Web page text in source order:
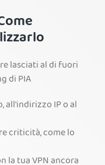
lasciati al di fuori
di PIA
all'indirizzo IP o al
criticità, come lo
la tua VPN ancora